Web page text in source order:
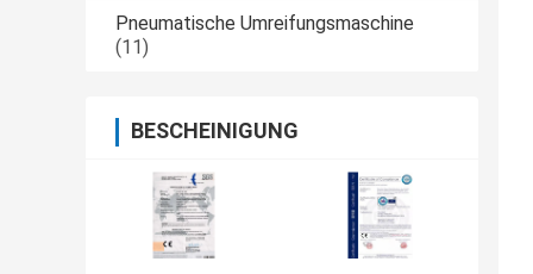
Pneumatische Umreifungsmaschine
(11)
BESCHEINIGUNG